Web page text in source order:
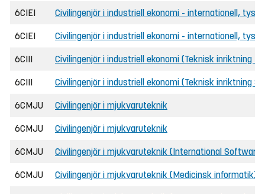
6CIEI Civilingenjör i industriell ekonomi - internationell,
6CIEI Civilingenjör i industriell ekonomi - internationell,
6CIII Civilingenjör i industriell ekonomi (Teknisk inriktning
6CIII Civilingenjör i industriell ekonomi (Teknisk inriktning
6CMJU Civilingenjör i mjukvaruteknik
6CMJU Civilingenjör i mjukvaruteknik
6CMJU Civilingenjör i mjukvaruteknik (International Software
6CMJU Civilingenjör i mjukvaruteknik (Medicinsk informatik)